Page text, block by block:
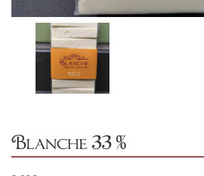
Blanche 33 %